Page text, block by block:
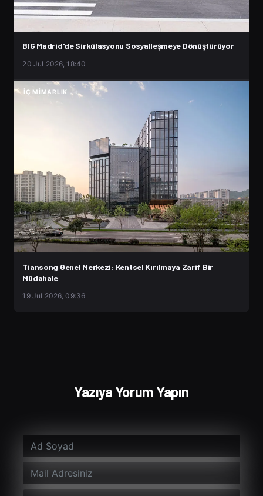
BIG Madrid'de Sirkülasyonu Sosyalleşmeye Dönüştürüyor
20 Jul 2026, 18:40
İÇ MIMARLIK
Tiansong Genel Merkezi: Kentsel Kırılmaya Zarif Bir
Müdahale
19 Jul 2026, 09:36
Yazıya Yorum Yapın